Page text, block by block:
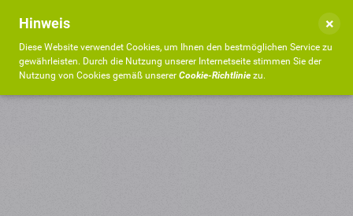
×
Hinweis
Diese Website verwendet Cookies, um Ihnen den bestmöglichen Service zu
gewährleisten. Durch die Nutzung unserer Internetseite stimmen Sie der
Nutzung von Cookies gemäß unserer Cookie-Richtlinie zu.